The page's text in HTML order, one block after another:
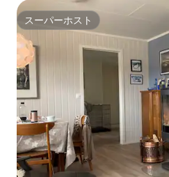
スーパーホスト
スーパーホスト